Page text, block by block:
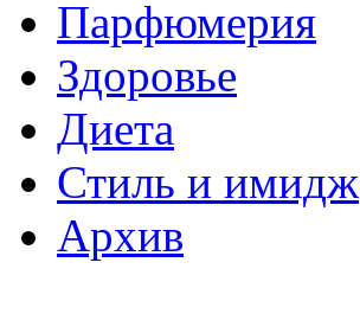
Парфюмерия
Здоровье
Диета
Стиль и имидж
Архив